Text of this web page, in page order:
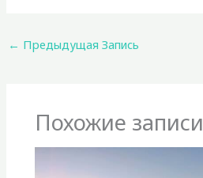
← Предыдущая Запись
Похожие записи